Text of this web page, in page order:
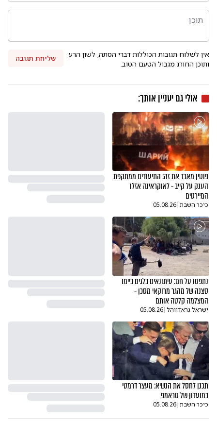
אין לשלוח תגובות הכוללות דברי הסתה, לשון הרע
ותוכן החורג מגבול הטעם הטוב.
שליחת תגובה
אולי גם יעניין אותך:
פוטין מאבד את זה: התיעודים ממתקפת
הענק על קייב - לאוקראינה אזלו
המיירטים
כיכר השבת|
05.08.26
נתפסו על חם: עיתונאים בלגים ביימו
סצנה של מהגר מרוקאי מסכן -
המצלמה קלטה אותם
ישראל גראדווהל|
05.08.26
תכנן לחסל את הנשיא: מעצר דרמטי
במועדון של טראמפ
כיכר השבת|
05.08.26